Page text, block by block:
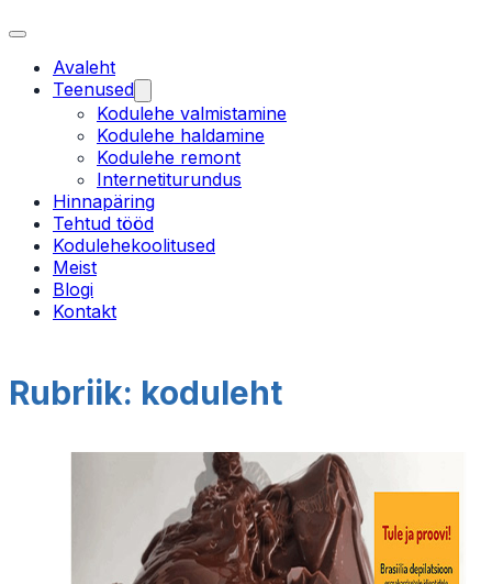
Avaleht
Teenused
Kodulehe valmistamine
Kodulehe haldamine
Kodulehe remont
Internetiturundus
Hinnapäring
Tehtud tööd
Kodulehekoolitused
Meist
Blogi
Kontakt
Rubriik: koduleht